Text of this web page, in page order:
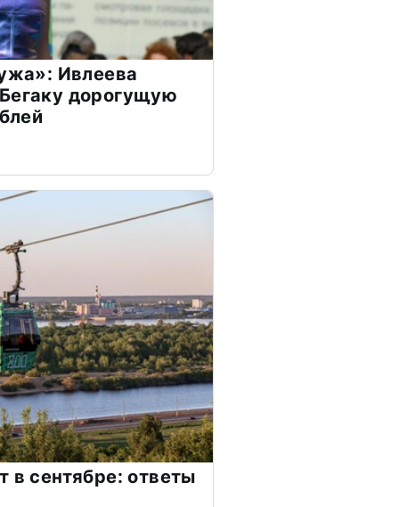
Ивлеева
дорогущую
в сентябре: ответы